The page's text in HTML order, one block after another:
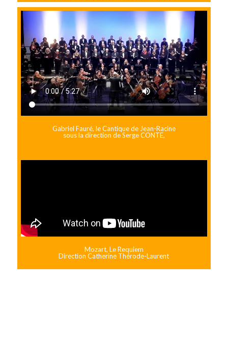
Gabriel Fauré, le Cantique de Jean-Racine
sous la direction de Serge CONTE,
Mozart, Le Requiem
Direction Catherine Thérode-Laurent